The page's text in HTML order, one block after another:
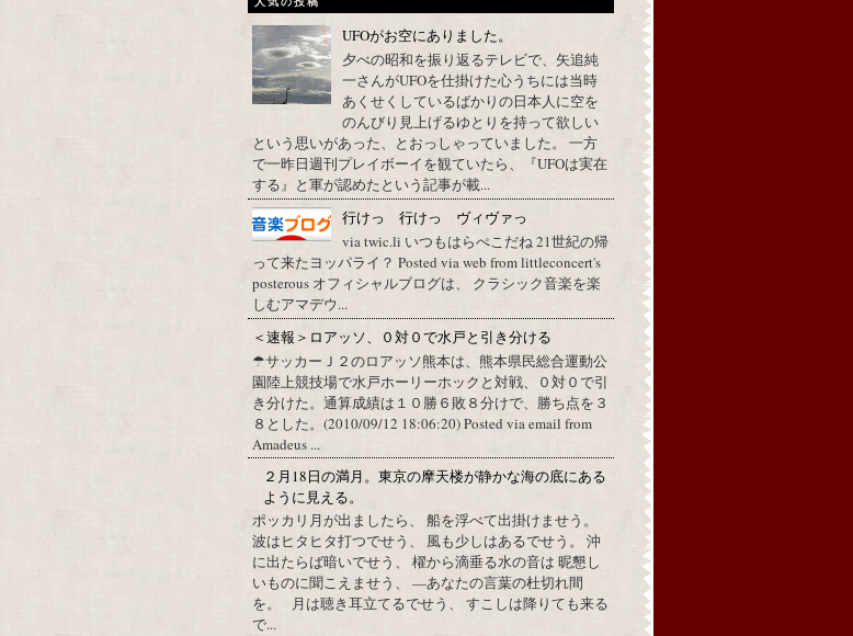
UFOがお空にありました。
夕べの昭和を振り返るテレビで、矢追純
一さんがUFOを仕掛けた心うちには当時
あくせくしているばかりの日本人に空を
のんびり見上げるゆとりを持って欲しい
という思いがあった、とおっしゃっていました。 一方
で一昨日週刊プレイボーイを観ていたら、『UFOは実在
する』と軍が認めたという記事が載...
行けっ 行けっ ヴィヴァっ
via twic.li いつもはらぺこだね 21世紀の帰
って来たヨッパライ？ Posted via web from littleconcert's
posterous オフィシャルブログは、 クラシック音楽を楽
しむアマデウ...
＜速報＞ロアッソ、０対０で水戸と引き分ける
☂サッカーＪ２のロアッソ熊本は、熊本県民総合運動公
園陸上競技場で水戸ホーリーホックと対戦、０対０で引
き分けた。通算成績は１０勝６敗８分けで、勝ち点を３
８とした。(2010/09/12 18:06:20) Posted via email from
Amadeus ...
２月18日の満月。東京の摩天楼が静かな海の底にある
ように見える。
ポッカリ月が出ましたら、 船を浮べて出掛けませう。
波はヒタヒタ打つでせう、 風も少しはあるでせう。 沖
に出たらば暗いでせう、 櫂から滴垂る水の音は 昵懇し
いものに聞こえませう、 —あなたの言葉の杜切れ間
を。 月は聴き耳立てるでせう、 すこしは降りても来る
で...